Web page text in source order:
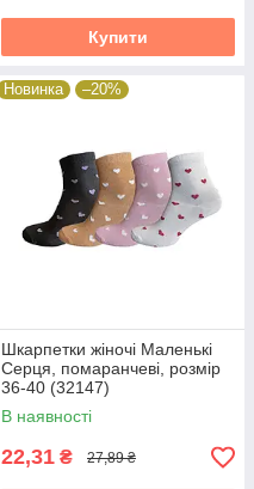
Купити
Новинка –20%
Шкарпетки жіночі Маленькі
Серця, помаранчеві, розмір
36-40 (32147)
В наявності
22,31 ₴ 27,89 ₴